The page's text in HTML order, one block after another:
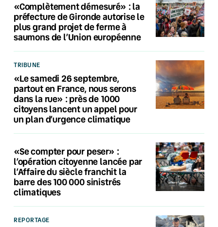
«Complètement démesuré» : la
préfecture de Gironde autorise le
plus grand projet de ferme à
saumons de l’Union européenne
TRIBUNE
«Le samedi 26 septembre,
partout en France, nous serons
dans la rue» : près de 1000
citoyens lancent un appel pour
un plan d’urgence climatique
«Se compter pour peser» :
l’opération citoyenne lancée par
l’Affaire du siècle franchit la
barre des 100 000 sinistrés
climatiques
REPORTAGE